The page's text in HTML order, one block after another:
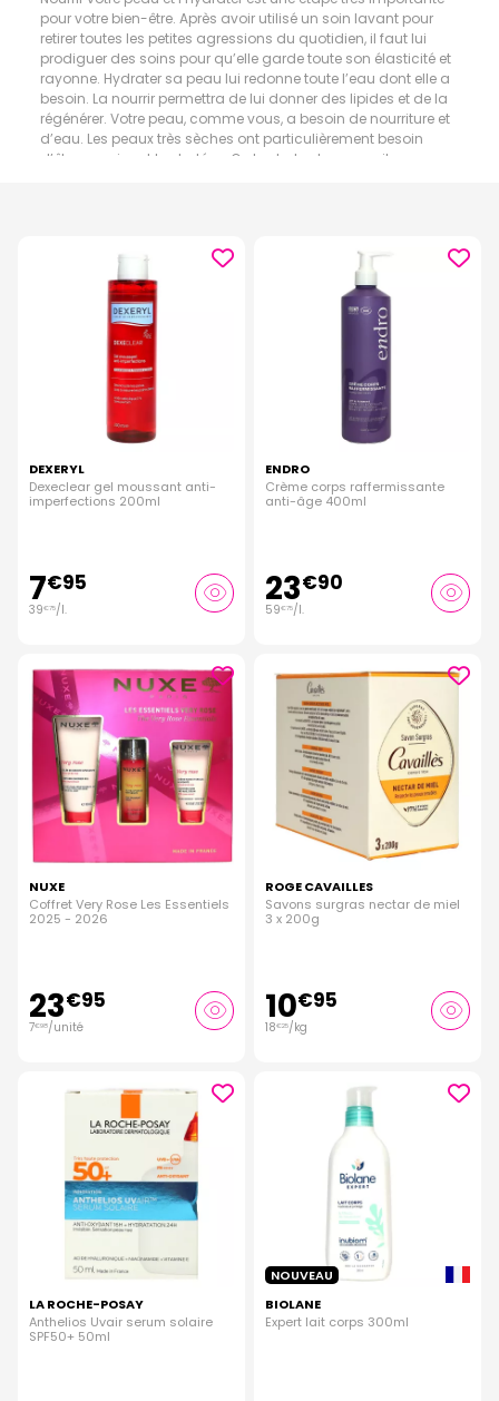
pour votre bien-être. Après avoir utilisé un soin lavant pour
retirer toutes les petites agressions du quotidien, il faut lui
prodiguer des soins pour qu’elle garde toute son élasticité et
rayonne. Hydrater sa peau lui redonne toute l’eau dont elle a
besoin. La nourrir permettra de lui donner des lipides et de la
régénérer. Votre peau, comme vous, a besoin de nourriture et
d’eau. Les peaux très sèches ont particulièrement besoin
d’être nourries et hydratées. On hydrate et on nourrit sa peau
DEXERYL
Dexeclear gel moussant anti-
imperfections 200ml
7€95
39€75/l.
ENDRO
Crème corps raffermissante
anti-âge 400ml
23€90
59€75/l.
NUXE
Coffret Very Rose Les Essentiels
2025 - 2026
23€95
7€98/unité
ROGE CAVAILLES
Savons surgras nectar de miel
3 x 200g
10€95
18€25/kg
LA ROCHE-POSAY
Anthelios Uvair serum solaire
SPF50+ 50ml
NOUVEAU
BIOLANE
Expert lait corps 300ml